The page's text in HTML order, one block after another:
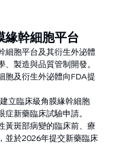
緣幹細胞平台
細胞平台及其衍生外泌體
、製造與品質管制開發。
胞及衍生外泌體向FDA提
立臨床級角膜緣幹細胞
症新藥臨床試驗申請。
黃斑部病變的臨床前、療
並於2026年提交新藥臨床